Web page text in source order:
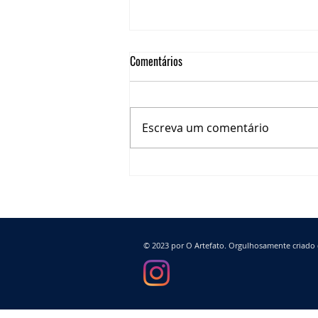
Comentários
Escreva um comentário
© 2023 por O Artefato. Orgulhosamente criado